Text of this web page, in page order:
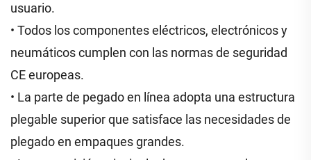
usuario.
• Todos los componentes eléctricos, electrónicos y
neumáticos cumplen con las normas de seguridad
CE europeas.
• La parte de pegado en línea adopta una estructura
plegable superior que satisface las necesidades de
plegado en empaques grandes.